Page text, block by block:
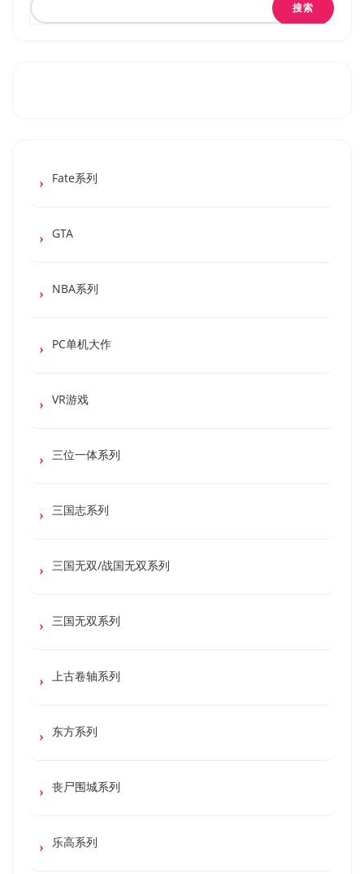
搜索
Fate系列
GTA
NBA系列
PC单机大作
VR游戏
三位一体系列
三国志系列
三国无双/战国无双系列
三国无双系列
上古卷轴系列
东方系列
丧尸围城系列
乐高系列